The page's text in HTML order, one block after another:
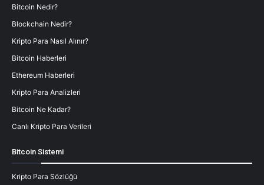
Bitcoin Nedir?
Blockchain Nedir?
Kripto Para Nasıl Alınır?
Bitcoin Haberleri
Ethereum Haberleri
Kripto Para Analizleri
Bitcoin Ne Kadar?
Canlı Kripto Para Verileri
Bitcoin Sistemi
Kripto Para Sözlüğü